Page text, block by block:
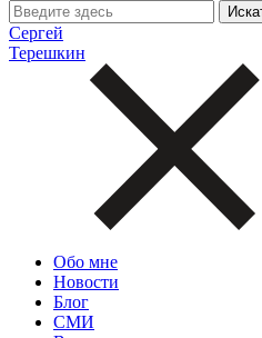
Сергей
Терешкин
Обо мне
Новости
Блог
СМИ